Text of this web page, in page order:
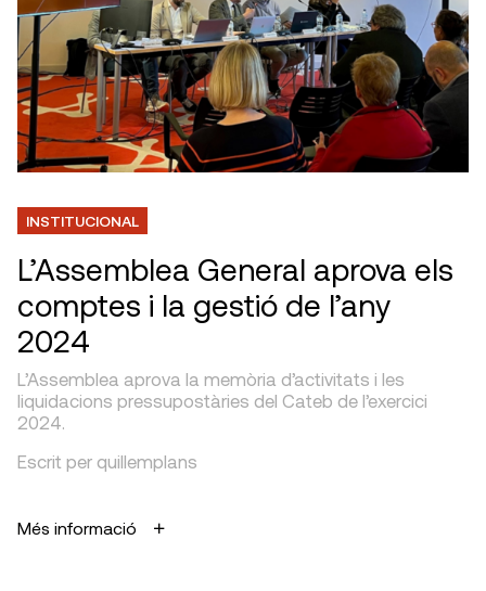
INSTITUCIONAL
L’Assemblea General aprova els
comptes i la gestió de l’any
2024
L’Assemblea aprova la memòria d’activitats i les
liquidacions pressupostàries del Cateb de l’exercici
2024.
Escrit per quillemplans
Més informació